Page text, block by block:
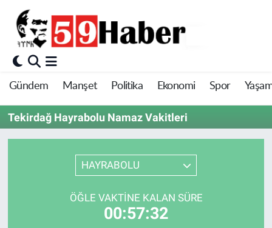
Gündem Manşet Politika Ekonomi Spor
Tekirdağ Hayrabolu Namaz Vakitleri
HAYRABOLU
ÖĞLE VAKTINE KALAN SÜRE
00:57:32